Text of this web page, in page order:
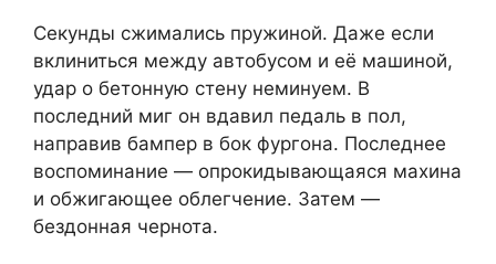
Секунды сжимались пружиной. Даже если
вклиниться между автобусом и её машиной,
удар о бетонную стену неминуем. В
последний миг он вдавил педаль в пол,
направив бампер в бок фургона. Последнее
воспоминание — опрокидывающаяся махина
и обжигающее облегчение. Затем —
бездонная чернота.